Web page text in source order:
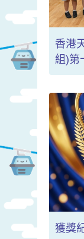
香港
組)第
獲獎